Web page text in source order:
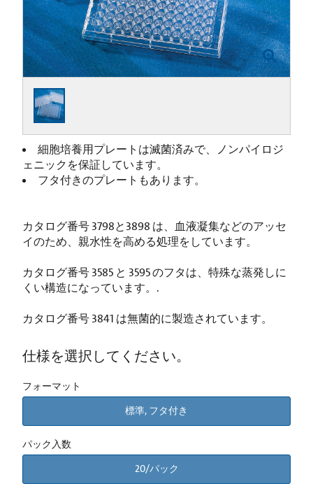
細胞培養用プレートは滅菌済みで、ノンパイロジ
ェニックを保証しています。
フタ付きのプレートもあります。
カタログ番号 3798と3898 は、血液凝集などのアッセ
イのため、親水性を高める処理をしています。
カタログ番号 3585 と 3595 のフタは、特殊な蒸発しに
くい構造になっています。.
カタログ番号 3841 は無菌的に製造されています。
仕様を選択してください。
フォーマット
標準, フタ付き
パック入数
20/パック